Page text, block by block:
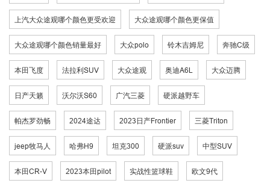
上汽大众途观哪个颜色更受欢迎 大众途观哪个颜色更保值
大众途观哪个颜色销量最好 大众polo 铃木吉姆尼 奔驰C级
本田飞度 法拉利SUV 大众途观 奥迪A6L 大众迈腾
日产天籁 沃尔沃S60 广汽三菱 硬派越野车
帕杰罗劲畅 2024途达 2023日产Frontier 三菱Triton
jeep牧马人 哈弗H9 坦克300 硬派suv 中型SUV
本田CR-V 2023本田pilot 实战性篮球鞋 欧文9代